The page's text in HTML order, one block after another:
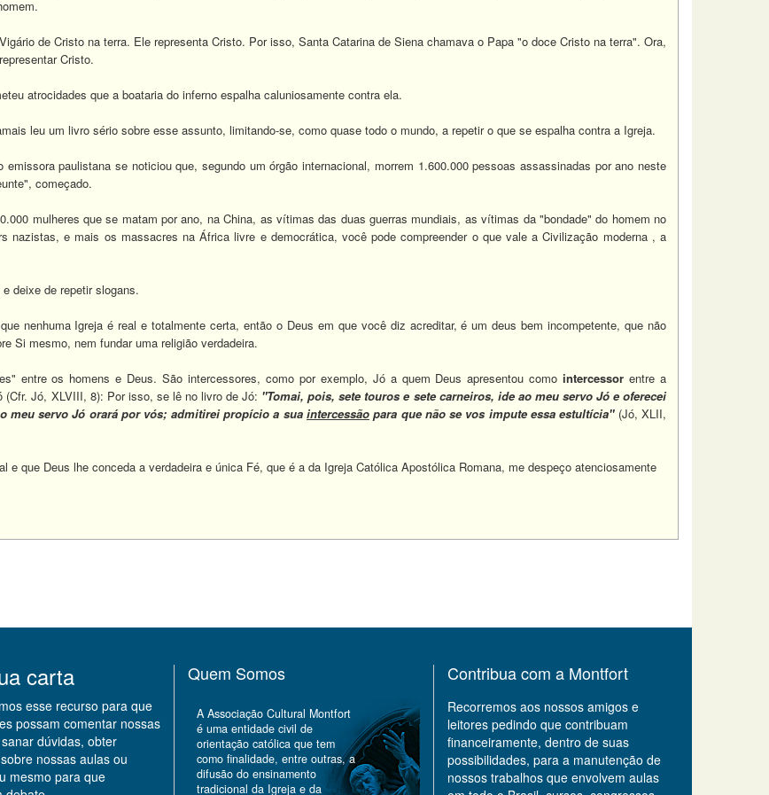
de Cristo na terra. Ele representa Cristo. Por isso, Santa Catarina de Siena chamava o Papa "o doce Cristo na terra". Ora,
Cristo.
atrocidades que a boataria do inferno espalha caluniosamente contra ela.
leu um livro sério sobre esse assunto, limitando-se, como quase todo o mundo, a repetir o que se espalha contra a Igreja.
emissora paulistana se noticiou que, segundo um órgão internacional, morrem 1.600.000 pessoas assassinadas por ano neste
começado.
mulheres que se matam por ano, na China, as vítimas das duas guerras mundiais, as vítimas da "bondade" do homem no
nazistas, e mais os massacres na África livre e democrática, você pode compreender o que vale a Civilização moderna , a
deixe de repetir slogans.
nenhuma Igreja é real e totalmente certa, então o Deus em que você diz acreditar, é um deus bem incompetente, que não
Si mesmo, nem fundar uma religião verdadeira.
entre os homens e Deus. São intercessores, como por exemplo, Jó a quem Deus apresentou comointercessorentre a
(Cfr. Jó, XLVIII, 8): Por isso, se lê no livro de Jó: "Tomai, pois, sete touros e sete carneiros, ide ao meu servo Jó e oferecei
meu servo Jó orará por vós; admitirei propício a sua intercessãopara que não se vos impute essa estultícia"(Jó, XLII,
e que Deus lhe conceda a verdadeira e única Fé, que é a da Igreja Católica Apostólica Romana, me despeço atenciosamente
carta
esse recurso para que
possam comentar nossas
dúvidas, obter
nossas aulas ou
mesmo para que
Quem Somos
A Associação Cultural Montfort
é uma entidade civil de
orientação católica que tem
como finalidade, entre outras, a
difusão do ensinamento
tradicional da Igreja e da
Contribua com a Montfort
Recorremos aos nossos amigos e
leitores pedindo que contribuam
financeiramente, dentro de suas
possibilidades, para a manutenção de
nossos trabalhos que envolvem aulas